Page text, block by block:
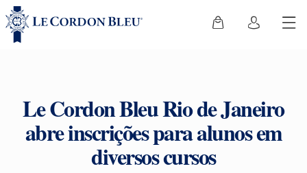
Le Cordon Bleu Rio de Janeiro
abre inscrições para alunos em
diversos cursos